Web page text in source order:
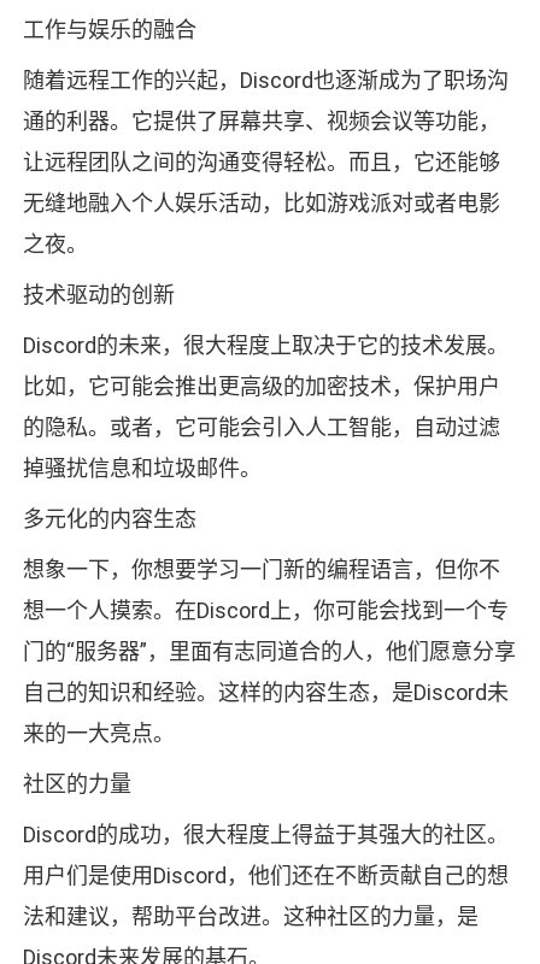
工作与娱乐的融合
随着远程工作的兴起，Discord也逐渐成为了职场沟
通的利器。它提供了屏幕共享、视频会议等功能，
让远程团队之间的沟通变得轻松。而且，它还能够
无缝地融入个人娱乐活动，比如游戏派对或者电影
之夜。
技术驱动的创新
Discord的未来，很大程度上取决于它的技术发展。
比如，它可能会推出更高级的加密技术，保护用户
的隐私。或者，它可能会引入人工智能，自动过滤
掉骚扰信息和垃圾邮件。
多元化的内容生态
想象一下，你想要学习一门新的编程语言，但你不
想一个人摸索。在Discord上，你可能会找到一个专
门的“服务器”，里面有志同道合的人，他们愿意分享
自己的知识和经验。这样的内容生态，是Discord未
来的一大亮点。
社区的力量
Discord的成功，很大程度上得益于其强大的社区。
用户们是使用Discord，他们还在不断贡献自己的想
法和建议，帮助平台改进。这种社区的力量，是
Discord未来发展的基石。